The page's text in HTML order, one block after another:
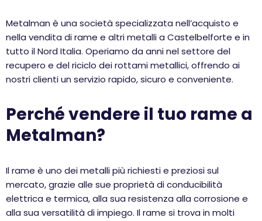
Metalman è una società specializzata nell’acquisto e
nella vendita di rame e altri metalli a Castelbelforte e in
tutto il Nord Italia. Operiamo da anni nel settore del
recupero e del riciclo dei rottami metallici, offrendo ai
nostri clienti un servizio rapido, sicuro e conveniente.
Perché vendere il tuo rame a
Metalman?
Il rame è uno dei metalli più richiesti e preziosi sul
mercato, grazie alle sue proprietà di conducibilità
elettrica e termica, alla sua resistenza alla corrosione e
alla sua versatilità di impiego. Il rame si trova in molti